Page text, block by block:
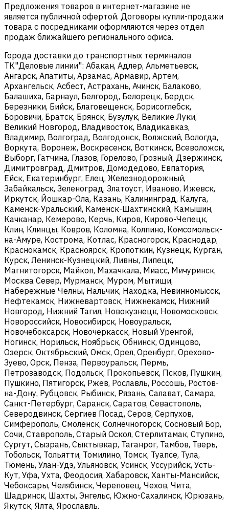
Предложения товаров в интернет-магазине не
является публичной офертой. Договоры купли-продажи
товара с посредниками оформляются через отдел
продаж ближайшего регионального офиса.
Города доставки до транспортных терминалов
ТК"Деловые линии": Абакан, Адлер, Альметьевск,
Ангарск, Апатиты, Арзамас, Армавир, Артем,
Архангельск, Асбест, Астрахань, Ачинск, Балаково,
Балашиха, Барнаул, Белгород, Белорецк, Бердск,
Березники, Бийск, Благовещенск, Борисоглебск,
Боровичи, Братск, Брянск, Бузулук, Великие Луки,
Великий Новгород, Владивосток, Владикавказ,
Владимир, Волгоград, Волгодонск, Волжский, Вологда,
Воркута, Воронеж, Воскресенск, Воткинск, Всеволожск,
Выборг, Гатчина, Глазов, Горелово, Грозный, Дзержинск,
Димитровград, Дмитров, Домодедово, Евпатория,
Ейск, Екатеринбург, Елец, Железнодорожный,
Забайкальск, Зеленоград, Златоуст, Иваново, Ижевск,
Иркутск, Йошкар-Ола, Казань, Калининград, Калуга,
Каменск-Уральский, Каменск-Шахтинский, Камышин,
Качканар, Кемерово, Керчь, Киров, Кирово-Чепецк,
Клин, Клинцы, Ковров, Коломна, Колпино, Комсомольск-
на-Амуре, Кострома, Котлас, Красногорск, Краснодар,
Краснокамск, Красноярск, Кропоткин, Кузнецк, Курган,
Курск, Ленинск-Кузнецкий, Ливны, Липецк,
Магнитогорск, Майкоп, Махачкала, Миасс, Мичуринск,
Москва Север, Мурманск, Муром, Мытищи,
Набережные Челны, Нальчик, Находка, Невинномысск,
Нефтекамск, Нижневартовск, Нижнекамск, Нижний
Новгород, Нижний Тагил, Новокузнецк, Новомосковск,
Новороссийск, Новосибирск, Новоуральск,
Новочебоксарск, Новочеркасск, Новый Уренгой,
Ногинск, Норильск, Ноябрьск, Обнинск, Одинцово,
Озерск, Октябрьский, Омск, Орел, Оренбург, Орехово-
Зуево, Орск, Пенза, Первоуральск, Пермь,
Петрозаводск, Подольск, Прокопьевск, Псков, Пушкин,
Пушкино, Пятигорск, Ржев, Рославль, Россошь, Ростов-
на-Дону, Рубцовск, Рыбинск, Рязань, Салават, Самара,
Санкт-Петербург, Саранск, Саратов, Севастополь,
Северодвинск, Сергиев Посад, Серов, Серпухов,
Симферополь, Смоленск, Солнечногорск, Сосновый Бор,
Сочи, Ставрополь, Старый Оскол, Стерлитамак, Ступино,
Сургут, Сызрань, Сыктывкар, Таганрог, Тамбов, Тверь,
Тобольск, Тольятти, Томилино, Томск, Туапсе, Тула,
Тюмень, Улан-Удэ, Ульяновск, Усинск, Уссурийск, Усть-
Кут, Уфа, Ухта, Феодосия, Хабаровск, Ханты-Мансийск,
Чебоксары, Челябинск, Череповец, Чехов, Чита,
Шадринск, Шахты, Энгельс, Южно-Сахалинск, Юрюзань,
Якутск, Ялта, Ярославль.